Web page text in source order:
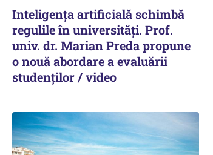
Inteligența artificială schimbă
regulile în universități. Prof.
univ. dr. Marian Preda propune
o nouă abordare a evaluării
studenților / video